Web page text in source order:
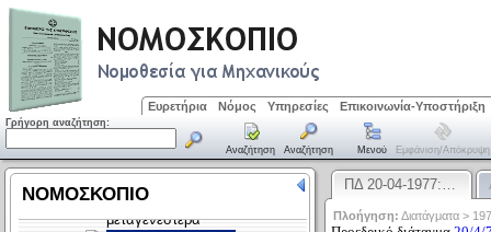
Ευρετήρια Νόμος Υπηρεσίες Επικοινωνία-Υποστήριξη
Γρήγορη αναζήτηση:
Αναζήτηση Αναζήτηση Μενού Εμφάνιση/απόκρυψη
ΠΔ 20-04-1977:…